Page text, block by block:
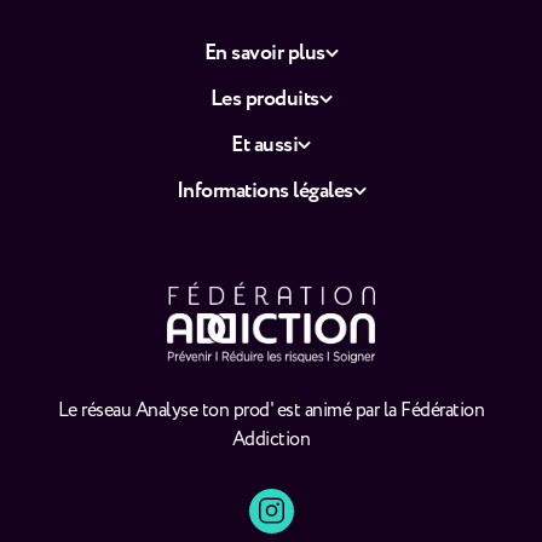
Le réseau Analyse ton prod' est animé par la Fédération
Addiction
En savoir plus
Les produits
Et aussi
Informations légales